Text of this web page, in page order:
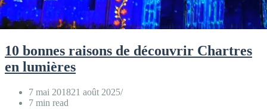
10 bonnes raisons de découvrir Chartres
en lumières
7 mai 201821 août 2025
7 min read